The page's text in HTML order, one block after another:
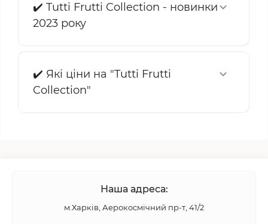
✔️ Tutti Frutti Collection - новинки
2023 року
✔️ Які ціни на "Tutti Frutti
Collection"
Наша адреса:
м.Харків, Аерокосмічний пр-т, 41/2